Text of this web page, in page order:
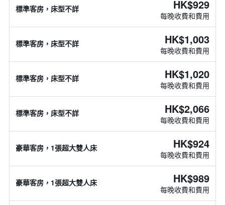
標準客房，床型不詳 HK$929
每晚收費和費用
標準客房，床型不詳 HK$1,003
每晚收費和費用
標準客房，床型不詳 HK$1,020
每晚收費和費用
標準客房，床型不詳 HK$2,066
每晚收費和費用
豪華客房，1張超大雙人床 HK$924
每晚收費和費用
豪華客房，1張超大雙人床 HK$989
每晚收費和費用